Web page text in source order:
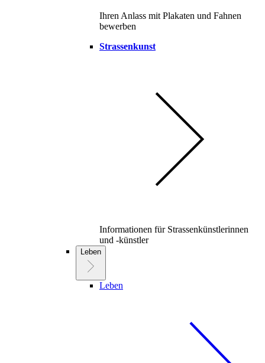
Ihren Anlass mit Plakaten und Fahnen
bewerben
Strassenkunst
Informationen für Strassenkünstlerinnen
und -künstler
Leben
Leben